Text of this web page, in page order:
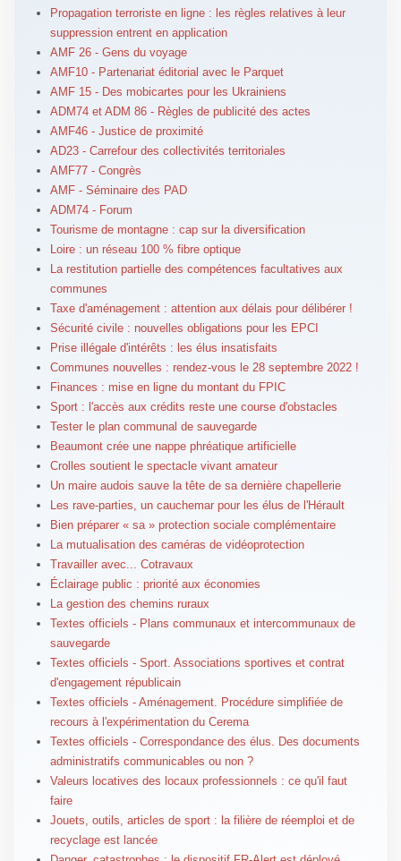
Propagation terroriste en ligne : les règles relatives à leur
suppression entrent en application
AMF 26 - Gens du voyage
AMF10 - Partenariat éditorial avec le Parquet
AMF 15 - Des mobicartes pour les Ukrainiens
ADM74 et ADM 86 - Règles de publicité des actes
AMF46 - Justice de proximité
AD23 - Carrefour des collectivités territoriales
AMF77 - Congrès
AMF - Séminaire des PAD
ADM74 - Forum
Tourisme de montagne : cap sur la diversification
Loire : un réseau 100 % fibre optique
La restitution partielle des compétences facultatives aux
communes
Taxe d'aménagement : attention aux délais pour délibérer !
Sécurité civile : nouvelles obligations pour les EPCI
Prise illégale d'intérêts : les élus insatisfaits
Communes nouvelles : rendez-vous le 28 septembre 2022 !
Finances : mise en ligne du montant du FPIC
Sport : l'accès aux crédits reste une course d'obstacles
Tester le plan communal de sauvegarde
Beaumont crée une nappe phréatique artificielle
Crolles soutient le spectacle vivant amateur
Un maire audois sauve la tête de sa dernière chapellerie
Les rave-parties, un cauchemar pour les élus de l'Hérault
Bien préparer « sa » protection sociale complémentaire
La mutualisation des caméras de vidéoprotection
Travailler avec... Cotravaux
Éclairage public : priorité aux économies
La gestion des chemins ruraux
Textes officiels - Plans communaux et intercommunaux de
sauvegarde
Textes officiels - Sport. Associations sportives et contrat
d'engagement républicain
Textes officiels - Aménagement. Procédure simplifiée de
recours à l'expérimentation du Cerema
Textes officiels - Correspondance des élus. Des documents
administratifs communicables ou non ?
Valeurs locatives des locaux professionnels : ce qu'il faut
faire
Jouets, outils, articles de sport : la filière de réemploi et de
recyclage est lancée